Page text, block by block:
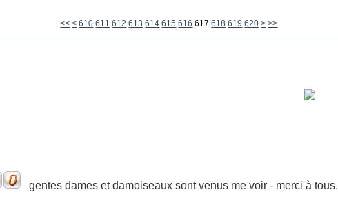
<< < 600
610 611 612 613 614 615 616 617 618 619 620 630
640
650
660
670
680
690
700
800
900
1000
1100
1200
1300
> >>
gentes dames et damoiseaux sont venus me voir - merci à tous.